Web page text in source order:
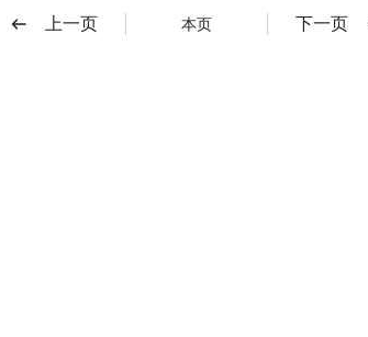
上一页 本页 下一页